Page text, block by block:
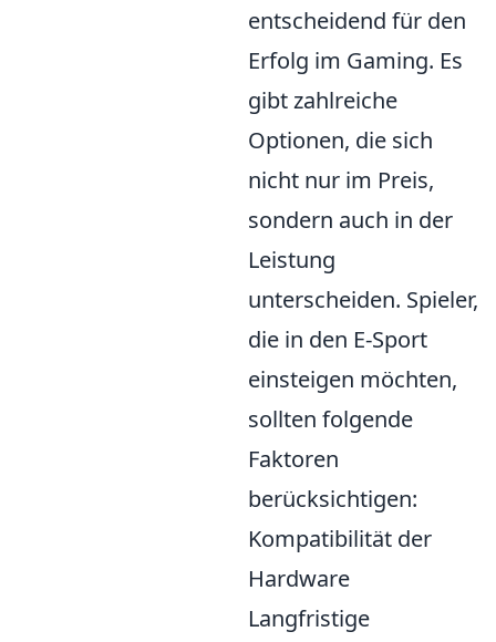
entscheidend für den
Erfolg im Gaming. Es
gibt zahlreiche
Optionen, die sich
nicht nur im Preis,
sondern auch in der
Leistung
unterscheiden. Spieler,
die in den E-Sport
einsteigen möchten,
sollten folgende
Faktoren
berücksichtigen:
Kompatibilität der
Hardware
Langfristige